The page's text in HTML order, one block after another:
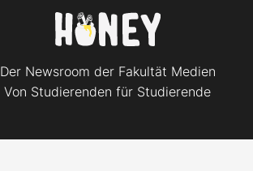
Der Newsroom der Fakultät Medien
Von Studierenden für Studierende